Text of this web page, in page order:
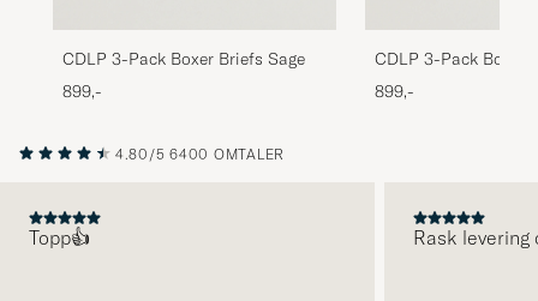
CDLP 3-Pack Boxer Briefs Sage
899,-
CDLP 3-Pack Boxer
899,-
4.80/5 6400 OMTALER
Topp👍 Rask